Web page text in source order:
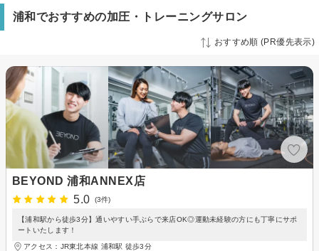
浦和でおすすめの加圧・トレーニングサロン
おすすめ順 (PR優先表示)
BEYOND 浦和ANNEX店
5.0
(3件)
【浦和駅から徒歩3分】通いやすい手ぶらで来店OK◎運動未経験の方にも丁寧にサポ
ートいたします！
アクセス：JR東北本線 浦和駅 徒歩3分